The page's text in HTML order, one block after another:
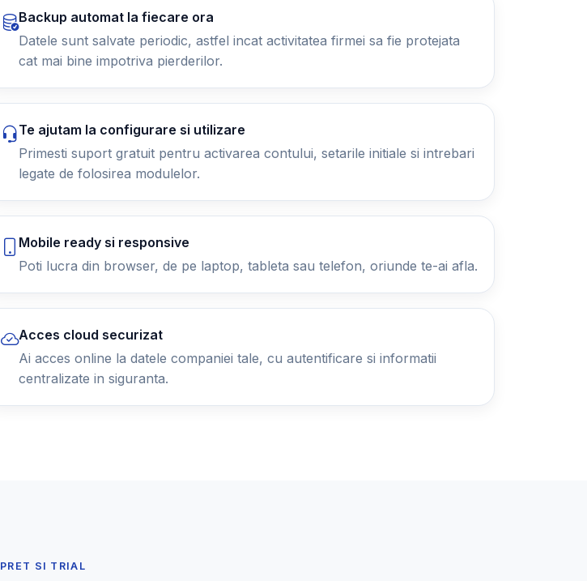
Backup automat la fiecare ora
Datele sunt salvate periodic, astfel incat activitatea firmei sa fie protejata
cat mai bine impotriva pierderilor.
Te ajutam la configurare si utilizare
Primesti suport gratuit pentru activarea contului, setarile initiale si intrebari
legate de folosirea modulelor.
Mobile ready si responsive
Poti lucra din browser, de pe laptop, tableta sau telefon, oriunde te-ai afla.
Acces cloud securizat
Ai acces online la datele companiei tale, cu autentificare si informatii
centralizate in siguranta.
PRET SI TRIAL